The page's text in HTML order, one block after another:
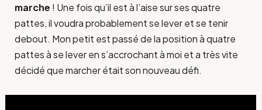
marche ! Une fois qu’il est à l’aise sur ses quatre
pattes, il voudra probablement se lever et se tenir
debout. Mon petit est passé de la position à quatre
pattes à se lever en s’accrochant à moi et a très vite
décidé que marcher était son nouveau défi.